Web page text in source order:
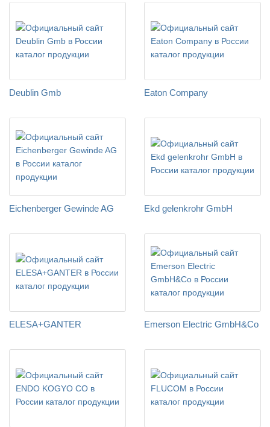
Deublin Gmb Eaton Company
Eichenberger Gewinde AG Ekd gelenkrohr GmbH
ELESA+GANTER Emerson Electric GmbH&Co